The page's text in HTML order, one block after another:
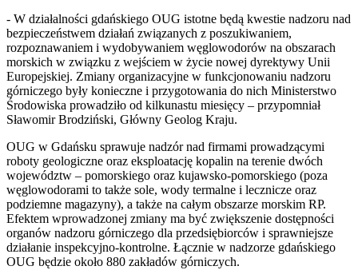
- W działalności gdańskiego OUG istotne będą kwestie nadzoru nad
bezpieczeństwem działań związanych z poszukiwaniem,
rozpoznawaniem i wydobywaniem węglowodorów na obszarach
morskich w związku z wejściem w życie nowej dyrektywy Unii
Europejskiej. Zmiany organizacyjne w funkcjonowaniu nadzoru
górniczego były konieczne i przygotowania do nich Ministerstwo
Środowiska prowadziło od kilkunastu miesięcy – przypomniał
Sławomir Brodziński, Główny Geolog Kraju.
OUG w Gdańsku sprawuje nadzór nad firmami prowadzącymi
roboty geologiczne oraz eksploatację kopalin na terenie dwóch
województw – pomorskiego oraz kujawsko-pomorskiego (poza
węglowodorami to także sole, wody termalne i lecznicze oraz
podziemne magazyny), a także na całym obszarze morskim RP.
Efektem wprowadzonej zmiany ma być zwiększenie dostępności
organów nadzoru górniczego dla przedsiębiorców i sprawniejsze
działanie inspekcyjno-kontrolne. Łącznie w nadzorze gdańskiego
OUG będzie około 880 zakładów górniczych.